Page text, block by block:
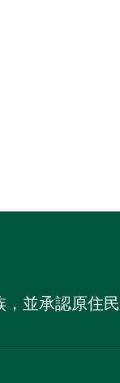
並承認原住